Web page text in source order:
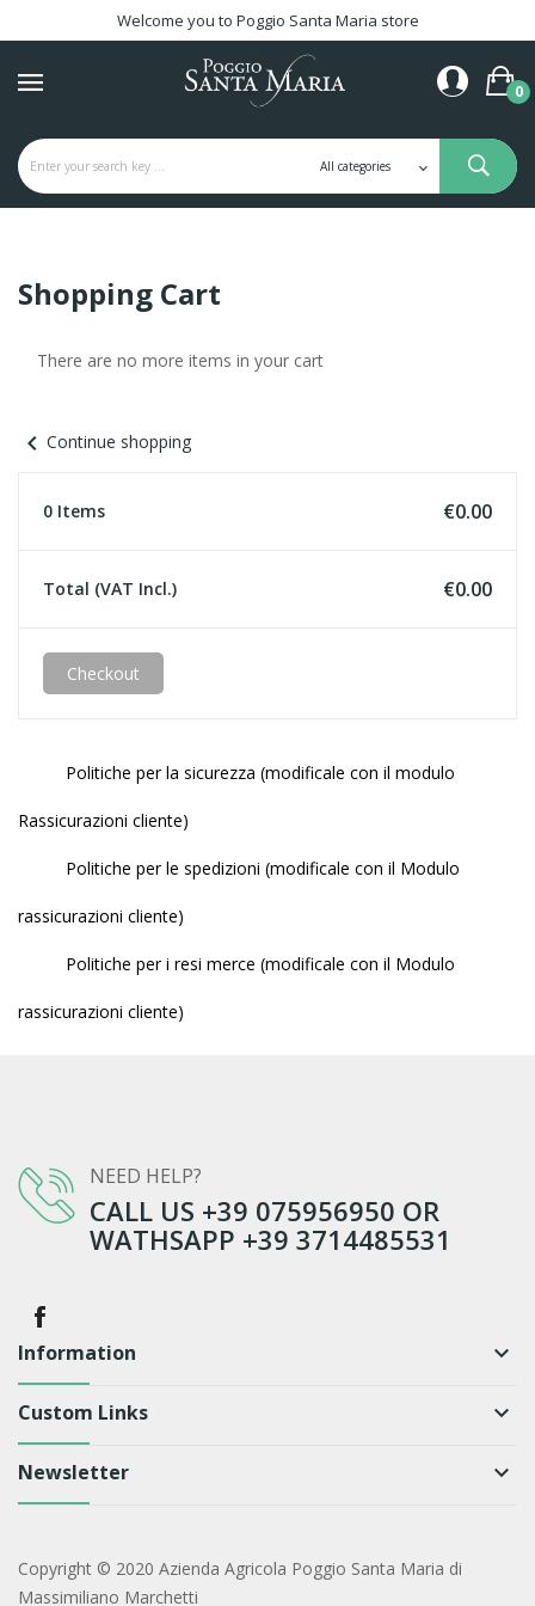
Welcome you to Poggio Santa Maria store
0
Shopping Cart
There are no more items in your cart
chevron_left Continue shopping
0 Items €0.00
Total (VAT Incl.) €0.00
Checkout
Politiche per la sicurezza (modificale con il modulo
Rassicurazioni cliente)
Politiche per le spedizioni (modificale con il Modulo
rassicurazioni cliente)
Politiche per i resi merce (modificale con il Modulo
rassicurazioni cliente)
NEED HELP?
CALL US +39 075956950 OR
WATHSAPP +39 3714485531
Information keyboard_arrow_down
Custom Links keyboard_arrow_down
Newsletter keyboard_arrow_down
Copyright © 2020 Azienda Agricola Poggio Santa Maria di
Massimiliano Marchetti